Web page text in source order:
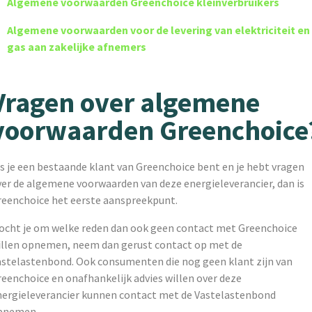
Algemene voorwaarden voor de levering van elektriciteit en
gas aan zakelijke afnemers
over algemene
je een bestaande klant van Greenchoice bent en je hebt vragen
de algemene voorwaarden van deze energieleverancier, dan is
het eerste aanspreekpunt.
je om welke reden dan ook geen contact met Greenchoice
opnemen, neem dan gerust contact op met de
Ook consumenten die nog geen klant zijn van
en onafhankelijk advies willen over deze
kunnen contact met de Vastelastenbond